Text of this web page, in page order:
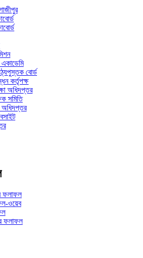
একাডেমি
বোর্ড
কর্তৃপক্ষ
অধিদপ্তর
সমিতি
অধিদপ্তর
ফলাফল
ওয়েব
ফলাফল